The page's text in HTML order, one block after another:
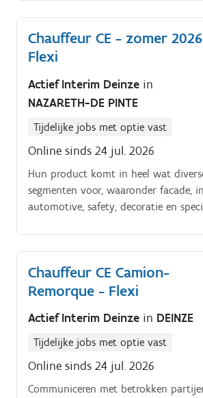
Chauffeur CE - zomer
Flexi
Actief Interim Deinze in
NAZARETH-DE PINTE
Tijdelijke jobs met optie vast
Online sinds 24 jul. 2026
Hun product komt in heel wat
segmenten voor, waaronder facade,
automotive, safety, decoratie en
Chauffeur CE Camion-
Remorque - Flexi
Actief Interim Deinze in DEINZE
Tijdelijke jobs met optie vast
Online sinds 24 jul. 2026
Communiceren met betrokken